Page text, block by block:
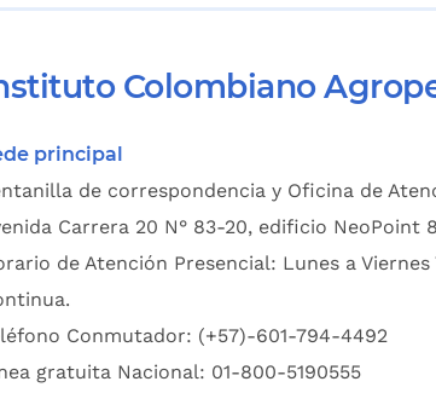
Colombiano
principal
de correspondencia y Oficina de
Carrera 20 N° 83-20, edificio NeoPoint
de Atención Presencial: Lunes a
Conmutador: (+57)-601-794-4492
gratuita Nacional: 01-800-5190555